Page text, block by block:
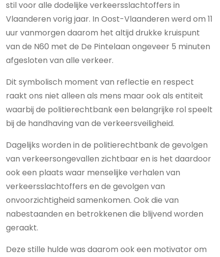
stil voor alle dodelijke verkeersslachtoffers in
Vlaanderen vorig jaar. In Oost-Vlaanderen werd om 11
uur vanmorgen daarom het altijd drukke kruispunt
van de N60 met de De Pintelaan ongeveer 5 minuten
afgesloten van alle verkeer.
Dit symbolisch moment van reflectie en respect
raakt ons niet alleen als mens maar ook als entiteit
waarbij de politierechtbank een belangrijke rol speelt
bij de handhaving van de verkeersveiligheid.
Dagelijks worden in de politierechtbank de gevolgen
van verkeersongevallen zichtbaar en is het daardoor
ook een plaats waar menselijke verhalen van
verkeersslachtoffers en de gevolgen van
onvoorzichtigheid samenkomen. Ook die van
nabestaanden en betrokkenen die blijvend worden
geraakt.
Deze stille hulde was daarom ook een motivator om